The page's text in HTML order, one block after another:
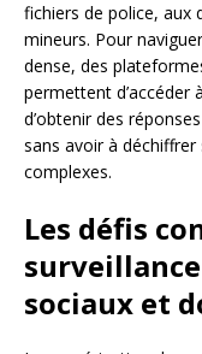
fichiers de police, aux
mineurs. Pour
dense, des
permettent d’accéder
d’obtenir des
sans avoir à
complexes.
Les défis
sociaux et